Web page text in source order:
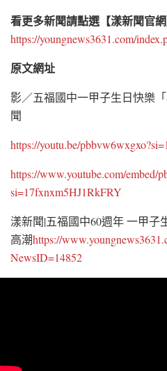
看更多新聞請點選【漾新聞官
https://youngnews3631.com/
原文網址
影／五福國中一甲子生日快樂
聞
https://youtu.be/
https://www.youtube.com/embed/
si=17fxnxm5HJ1RkFRY
漾新聞|五福國中60週年 一甲子
高潮https://
NewsID=14852